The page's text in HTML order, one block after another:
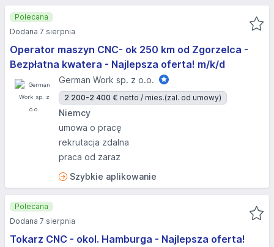
Operator maszyn CNC- ok 250 km od Zgorzelca -
Bezpłatna kwatera - Najlepsza oferta! m/k/d
German Work sp. z o.o.
2 200-2 400 € netto / mies.(zal. od umowy)
Niemcy
umowa o pracę
rekrutacja zdalna
praca od zaraz
Szybkie aplikowanie
Polecana
Dodana 7 sierpnia
Tokarz CNC - okol. Hamburga - Najlepsza oferta!
Polecana
Dodana 7 sierpnia